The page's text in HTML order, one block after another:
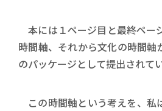
本には１ページ目と最終ペー
時間軸、それから文化の時間軸
のパッケージとして提出されて
この時間軸という考えを、私